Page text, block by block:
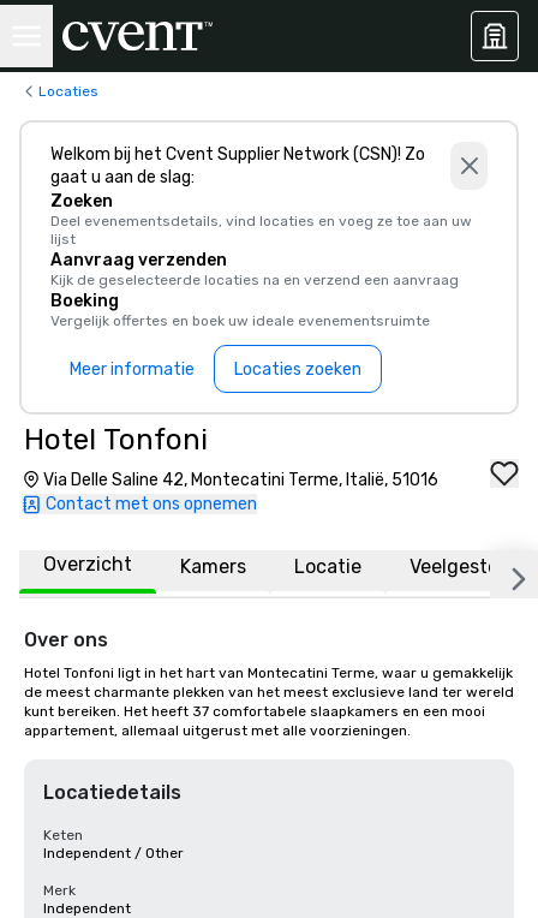
Locaties
Welkom bij het Cvent Supplier Network (CSN)! Zo
gaat u aan de slag:
Zoeken
Deel evenementsdetails, vind locaties en voeg ze toe aan uw
lijst
Aanvraag verzenden
Kijk de geselecteerde locaties na en verzend een aanvraag
Boeking
Vergelijk offertes en boek uw ideale evenementsruimte
Meer informatie Locaties zoeken
Hotel Tonfoni
Via Delle Saline 42, Montecatini Terme, Italië, 51016
Contact met ons opnemen
Overzicht Kamers Locatie Veelgestelde
Over ons
Hotel Tonfoni ligt in het hart van Montecatini Terme, waar u gemakkelijk
de meest charmante plekken van het meest exclusieve land ter wereld
kunt bereiken. Het heeft 37 comfortabele slaapkamers en een mooi
appartement, allemaal uitgerust met alle voorzieningen.
Locatiedetails
Keten
Independent / Other
Merk
Independent